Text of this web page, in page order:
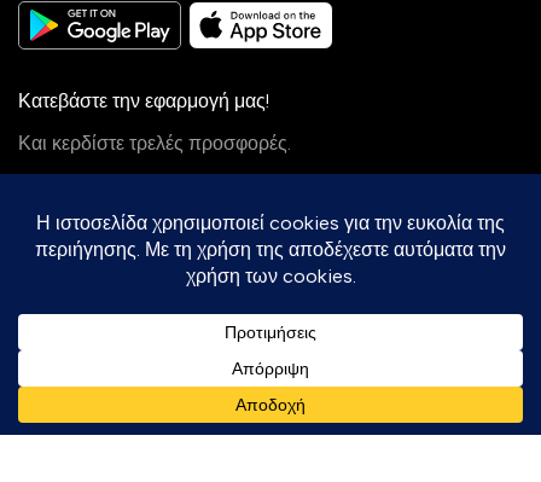
Κατεβάστε την εφαρμογή μας!
Και κερδίστε τρελές προσφορές.
Πληρώστε με Κάρτες: Ταχυμεταφορές:
Follow Us: